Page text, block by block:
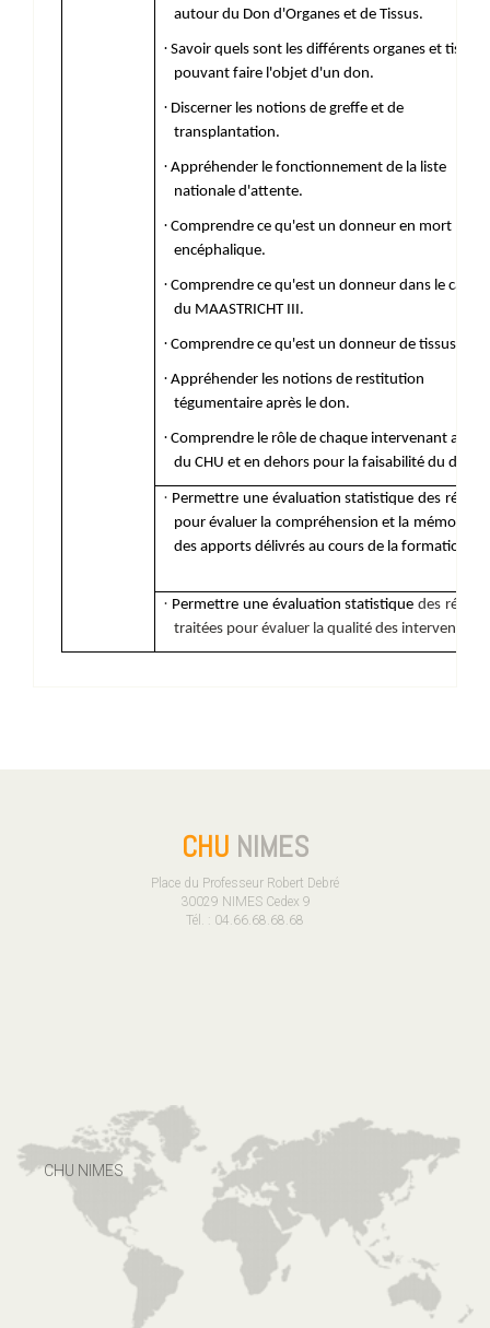
autour du Don d'Organes et de Tissus.
· Savoir quels sont les différents organes et tissus
pouvant faire l'objet d'un don.
· Discerner les notions de greffe et de
transplantation.
· Appréhender le fonctionnement de la liste
nationale d'attente.
· Comprendre ce qu'est un donneur en mort
encéphalique.
· Comprendre ce qu'est un donneur dans le cadre
du MAASTRICHT III.
· Comprendre ce qu'est un donneur de tissus
· Appréhender les notions de restitution
tégumentaire après le don.
· Comprendre le rôle de chaque intervenant au
du CHU et en dehors pour la faisabilité du don.
· Permettre une évaluation statistique des
pour évaluer la compréhension et la
des apports délivrés au cours de la formation
· Permettre une évaluation statistiquedes
traitées pour évaluer la qualité des interventions
CHU NIMES
Place du Professeur Robert Debré
30029 NIMES Cedex 9
Tél. : 04.66.68.68.68
CHU NIMES